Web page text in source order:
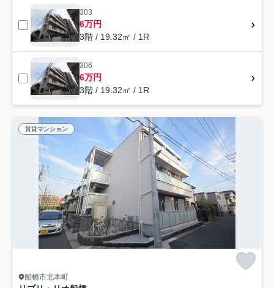
303
6万円
3階 / 19.32㎡ / 1R
306
6万円
3階 / 19.32㎡ / 1R
賃貸マンション
船橋市北本町